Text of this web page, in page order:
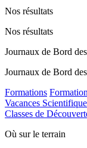
Nos résultats
Nos résultats
Journaux de Bord
Journaux de Bord
Formations
Vacances
Classes de
Où sur le terrain